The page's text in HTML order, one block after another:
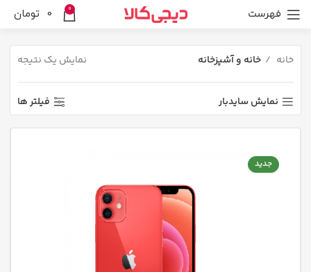
فهرست 0
0 تومان
خانه خانه و آشپزخانه نمایش یک نتیجه
نمایش سایدبار فیلتر ها
جدید